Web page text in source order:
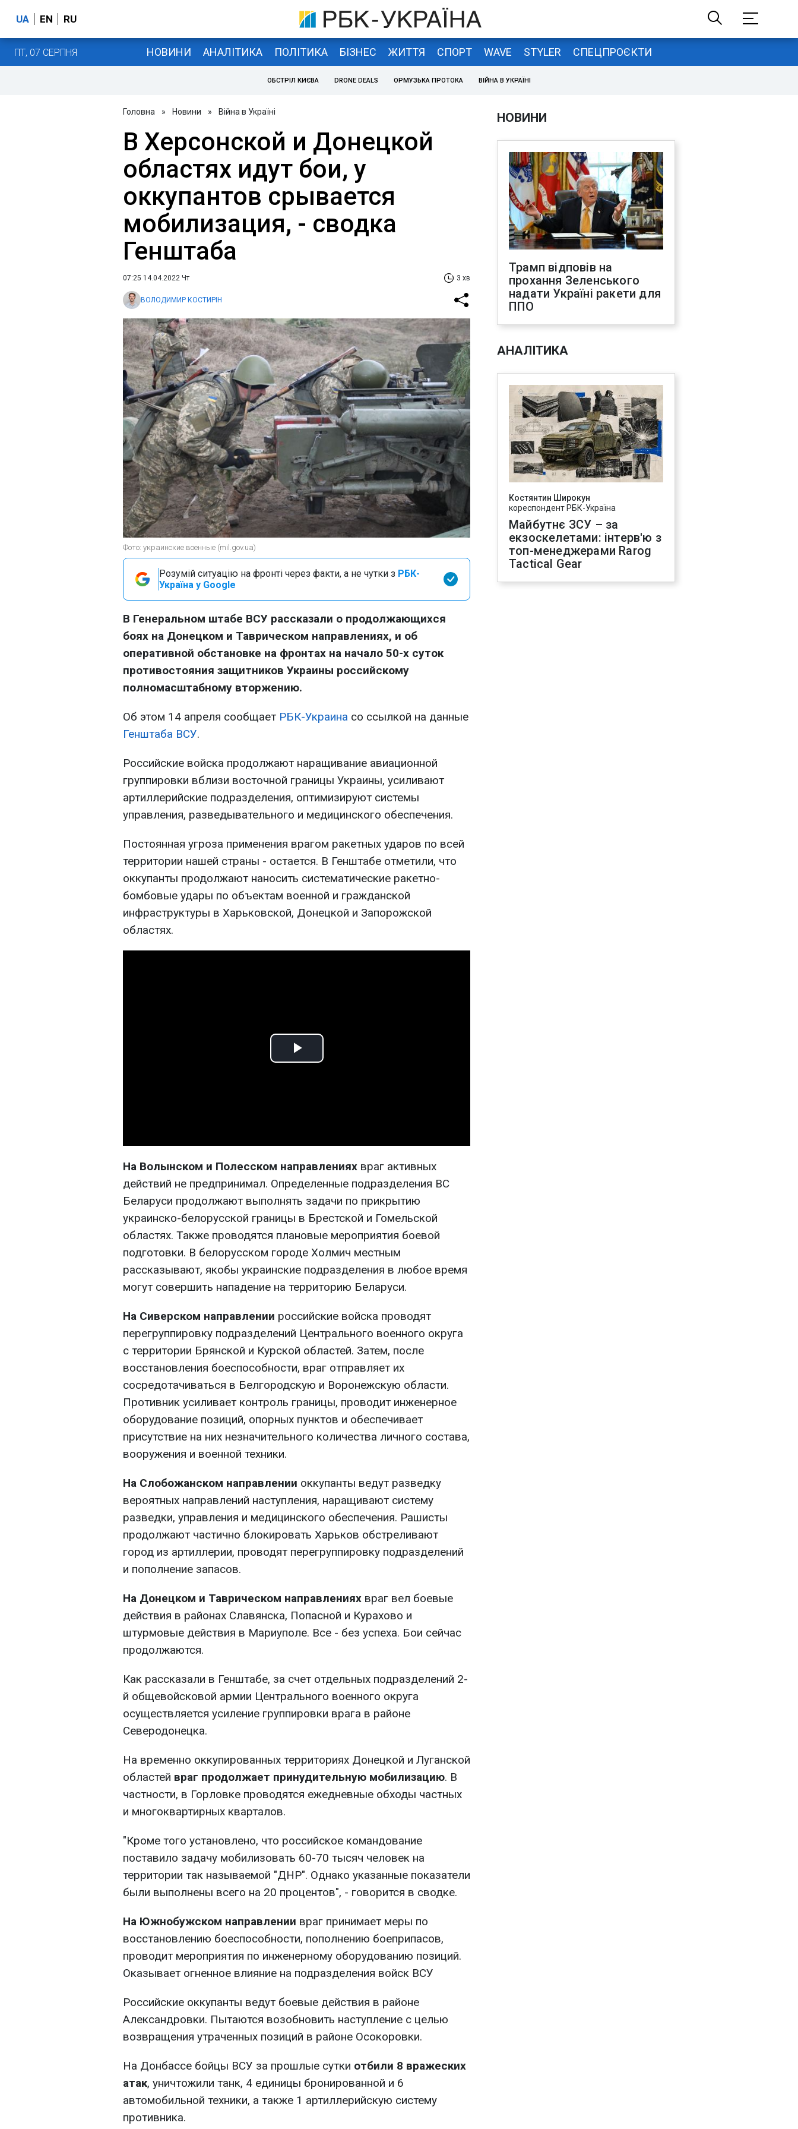
UA EN RU
ПТ, 07 СЕРПНЯ НОВИНИ АНАЛІТИКА ПОЛІТИКА БІЗНЕС ЖИТТЯ СПОРТ WAVE STYLER СПЕЦПРОЄКТИ
ОБСТРІЛ КИЄВА DRONE DEALS ОРМУЗЬКА ПРОТОКА ВІЙНА В УКРАЇНІ
Головна » Новини » Війна в Україні
В Херсонской и Донецкой
областях идут бои, у
оккупантов срывается
мобилизация, - сводка
Генштаба
07:25 14.04.2022 Чт 3 хв
ВОЛОДИМИР КОСТИРІН
Фото: украинские военные (mil.gov.ua)
Розумій ситуацію на фронті через факти, а не чутки з РБК-
Україна у Google
В Генеральном штабе ВСУ рассказали о продолжающихся
боях на Донецком и Таврическом направлениях, и об
оперативной обстановке на фронтах на начало 50-х суток
противостояния защитников Украины российскому
полномасштабному вторжению.
Об этом 14 апреля сообщает РБК-Украина со ссылкой на данные
Генштаба ВСУ.
Российские войска продолжают наращивание авиационной
группировки вблизи восточной границы Украины, усиливают
артиллерийские подразделения, оптимизируют системы
управления, разведывательного и медицинского обеспечения.
Постоянная угроза применения врагом ракетных ударов по всей
территории нашей страны - остается. В Генштабе отметили, что
оккупанты продолжают наносить систематические ракетно-
бомбовые удары по объектам военной и гражданской
инфраструктуры в Харьковской, Донецкой и Запорожской
областях.
Play
На Волынском и Полесском направлениях враг активных
действий не предпринимал. Определенные подразделения ВС
Беларуси продолжают выполнять задачи по прикрытию
украинско-белорусской границы в Брестской и Гомельской
областях. Также проводятся плановые мероприятия боевой
подготовки. В белорусском городе Холмич местным
рассказывают, якобы украинские подразделения в любое время
могут совершить нападение на территорию Беларуси.
На Сиверском направлении российские войска проводят
перегруппировку подразделений Центрального военного округа
с территории Брянской и Курской областей. Затем, после
восстановления боеспособности, враг отправляет их
сосредотачиваться в Белгородскую и Воронежскую области.
Противник усиливает контроль границы, проводит инженерное
оборудование позиций, опорных пунктов и обеспечивает
присутствие на них незначительного количества личного состава,
вооружения и военной техники.
На Слобожанском направлении оккупанты ведут разведку
вероятных направлений наступления, наращивают систему
разведки, управления и медицинского обеспечения. Рашисты
продолжают частично блокировать Харьков обстреливают
город из артиллерии, проводят перегруппировку подразделений
и пополнение запасов.
На Донецком и Таврическом направлениях враг вел боевые
действия в районах Славянска, Попасной и Курахово и
штурмовые действия в Мариуполе. Все - без успеха. Бои сейчас
продолжаются.
Как рассказали в Генштабе, за счет отдельных подразделений 2-
й общевойсковой армии Центрального военного округа
осуществляется усиление группировки врага в районе
Северодонецка.
На временно оккупированных территориях Донецкой и Луганской
областей враг продолжает принудительную мобилизацию. В
частности, в Горловке проводятся ежедневные обходы частных
и многоквартирных кварталов.
"Кроме того установлено, что российское командование
поставило задачу мобилизовать 60-70 тысяч человек на
территории так называемой "ДНР". Однако указанные показатели
были выполнены всего на 20 процентов", - говорится в сводке.
На Южнобужском направлении враг принимает меры по
восстановлению боеспособности, пополнению боеприпасов,
проводит мероприятия по инженерному оборудованию позиций.
Оказывает огненное влияние на подразделения войск ВСУ
Российские оккупанты ведут боевые действия в районе
Александровки. Пытаются возобновить наступление с целью
возвращения утраченных позиций в районе Осокоровки.
На Донбассе бойцы ВСУ за прошлые сутки отбили 8 вражеских
атак, уничтожили танк, 4 единицы бронированной и 6
автомобильной техники, а также 1 артиллерийскую систему
противника.
НОВИНИ
Трамп відповів на
прохання Зеленського
надати Україні ракети для
ППО
АНАЛІТИКА
Костянтин Широкун
кореспондент РБК-Україна
Майбутнє ЗСУ – за
екзоскелетами: інтерв'ю з
топ-менеджерами Rarog
Tactical Gear